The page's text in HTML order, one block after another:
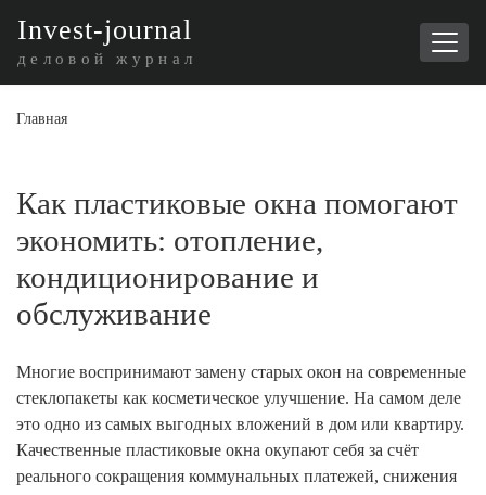
Invest-journal
деловой журнал
Главная
Как пластиковые окна помогают
экономить: отопление,
кондиционирование и
обслуживание
Многие воспринимают замену старых окон на современные
стеклопакеты как косметическое улучшение. На самом деле
это одно из самых выгодных вложений в дом или квартиру.
Качественные пластиковые окна окупают себя за счёт
реального сокращения коммунальных платежей, снижения